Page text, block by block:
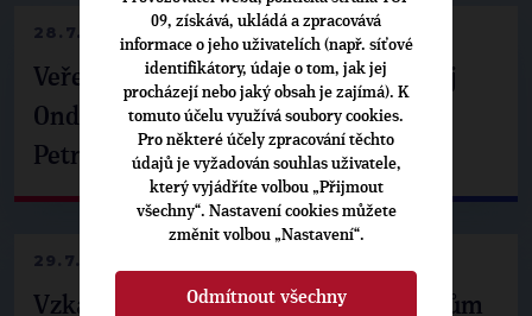
28.7.2026
Veřejné finance, euro i školství. Matěj
Ondřej Havel jednal s prezidentem
Petrem Pavlem
29.7.2026
Vzkaz Matěje Ondřeje Havla příznivcům
09, získává, ukládá a zpracovává
informace o jeho uživatelích (např. síťové
identifikátory, údaje o tom, jak jej
procházejí nebo jaký obsah je zajímá). K
tomuto účelu využívá soubory cookies.
Pro některé účely zpracování těchto
údajů je vyžadován souhlas uživatele,
který vyjádříte volbou „Přijmout
všechny“. Nastavení cookies můžete
změnit volbou „Nastavení“.
Odmítnout všechny